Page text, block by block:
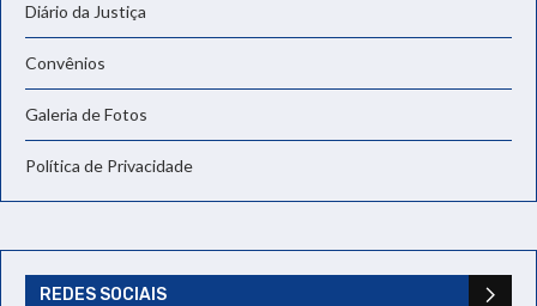
Diário da Justiça
Convênios
Galeria de Fotos
Política de Privacidade
REDES SOCIAIS